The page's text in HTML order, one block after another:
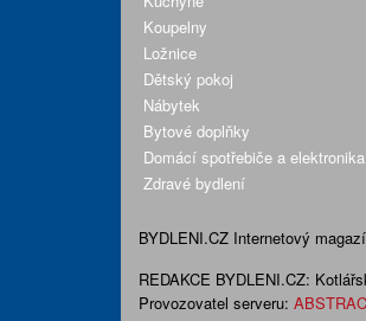
Koupelny
Ložnice
Dětský pokoj
Nábytek
Bytové doplňky
Domácí spotřebiče a elektronika
Zdravé bydlení
BYDLENI.CZ Internetový
REDAKCE BYDLENI.CZ:
Provozovatel serveru: